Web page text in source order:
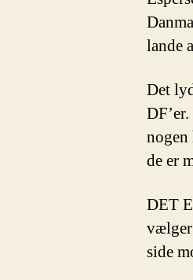
lande
Det
nogen
de er
DET
vælger
side